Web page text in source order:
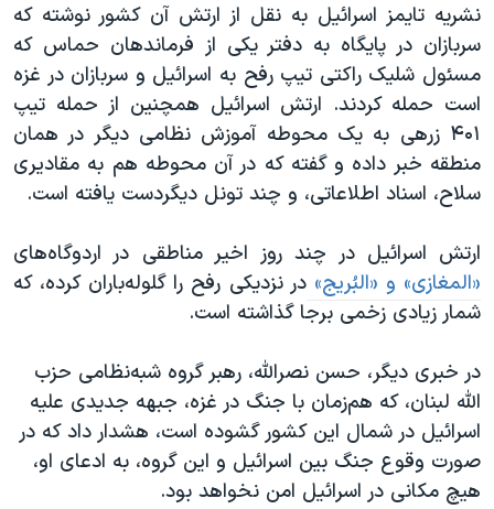
نشریه تایمز اسرائیل به نقل از ارتش آن کشور نوشته که
سربازان در پایگاه به دفتر یکی از فرماندهان حماس که
مسئول شلیک راکتی تیپ رفح به اسرائیل و سربازان در غزه
است حمله کردند. ارتش اسرائیل همچنین از حمله تیپ
۴۰۱ زرهی به یک محوطه آموزش نظامی دیگر در همان
منطقه خبر داده و گفته که در آن محوطه هم به مقادیری
سلاح، اسناد اطلاعاتی، و چند تونل‌ دیگردست یافته است.
ارتش اسرائیل در چند روز اخیر مناطقی در اردوگاه‌های
«المغازی» و «البُریج»در نزدیکی رفح را گلوله‌باران کرده، که
شمار زیادی زخمی برجا گذاشته است.
در خبری دیگر، حسن نصرالله، رهبر گروه شبه‌نظامی حزب
الله لبنان، که هم‌زمان با جنگ در غزه، جبهه جدیدی علیه
اسرائيل در شمال این کشور گشوده است، هشدار داد که در
صورت وقوع جنگ بین اسرائيل و این گروه، به ادعای او،
هیچ مکانی در اسرائیل امن نخواهد بود.